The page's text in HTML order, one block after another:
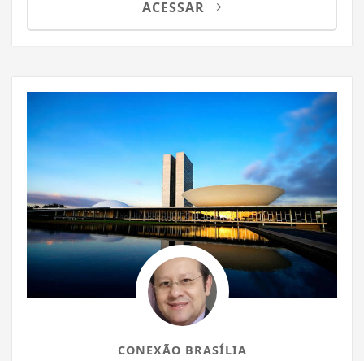
ACESSAR
CONEXÃO BRASÍLIA